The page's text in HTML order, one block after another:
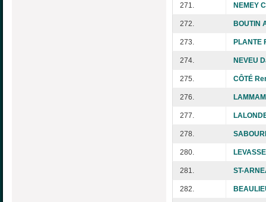
271. NEMEY
272. BOUTIN
273. PLANTE
274. NEVEU
275. CÔTÉ
276.
277.
278.
280.
281. ST-
282.